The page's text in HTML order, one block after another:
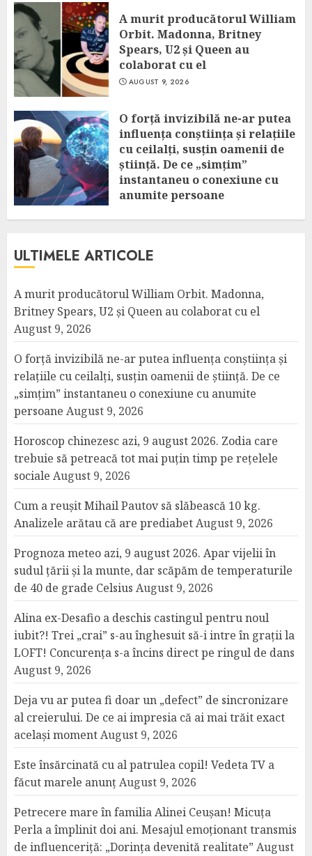
A murit producătorul William
Orbit. Madonna, Britney
Spears, U2 și Queen au
colaborat cu el
AUGUST 9, 2026
O forță invizibilă ne-ar putea
influența conștiința și relațiile
cu ceilalți, susțin oamenii de
știință. De ce „simțim”
instantaneu o conexiune cu
anumite persoane
ULTIMELE ARTICOLE
A murit producătorul William Orbit. Madonna,
Britney Spears, U2 și Queen au colaborat cu el
August 9, 2026
O forță invizibilă ne-ar putea influența conștiința și
relațiile cu ceilalți, susțin oamenii de știință. De ce
„simțim” instantaneu o conexiune cu anumite
persoane August 9, 2026
Horoscop chinezesc azi, 9 august 2026. Zodia care
trebuie să petreacă tot mai puțin timp pe rețelele
sociale August 9, 2026
Cum a reușit Mihail Pautov să slăbească 10 kg.
Analizele arătau că are prediabetAugust 9, 2026
Prognoza meteo azi, 9 august 2026. Apar vijelii în
sudul țării și la munte, dar scăpăm de temperaturile
de 40 de grade Celsius August 9, 2026
Alina ex-Desafio a deschis castingul pentru noul
iubit?! Trei „crai” s-au înghesuit să-i intre în grații la
LOFT! Concurența s-a încins direct pe ringul de dans
August 9, 2026
Deja vu ar putea fi doar un „defect” de sincronizare
al creierului. De ce ai impresia că ai mai trăit exact
același momentAugust 9, 2026
Este însărcinată cu al patrulea copil! Vedeta TV a
făcut marele anunțAugust 9, 2026
Petrecere mare în familia Alinei Ceușan! Micuța
Perla a împlinit doi ani. Mesajul emoționant transmis
de influenceriță: „Dorința devenită realitate” August